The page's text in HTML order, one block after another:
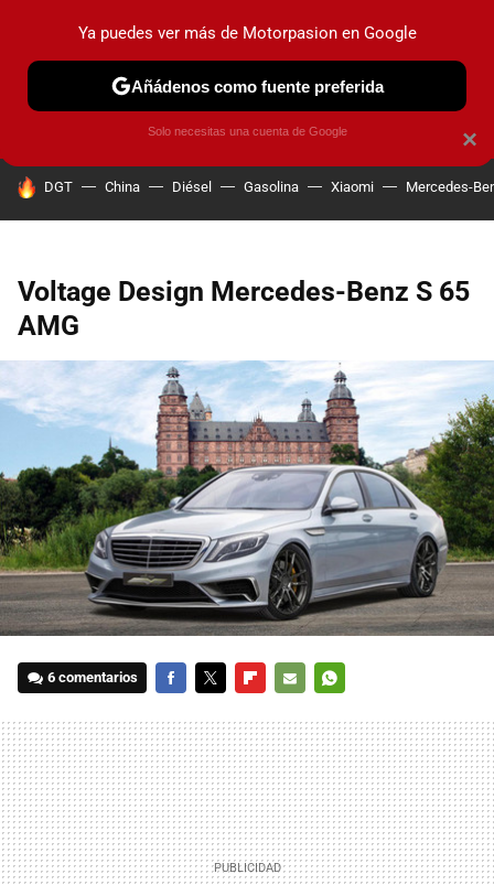
PRUEBAS COCHES ELÉCTRICOS OBSERVATORIO
HOY SE HABLA DE
DGT China Diésel Gasolina Xiaomi Mercedes-
Voltage Design Mercedes-Benz S 65
AMG
6 comentarios
MAIL
×
Ya puedes ver más de Motorpasion en Google
Añádenos como fuente preferida
Solo necesitas una cuenta de Google